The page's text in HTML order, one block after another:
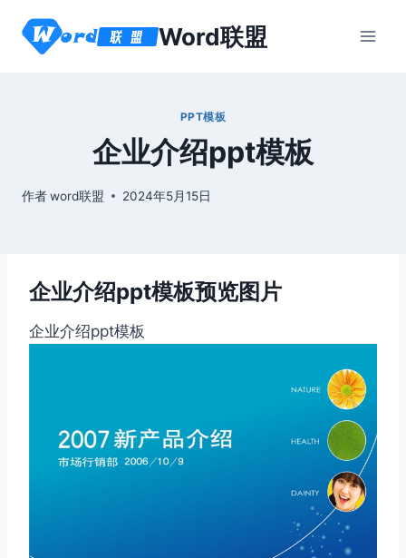
Word联盟
PPT模板
企业介绍ppt模板
作者word联盟 2024年5月15日
企业介绍ppt模板预览图片
企业介绍ppt模板